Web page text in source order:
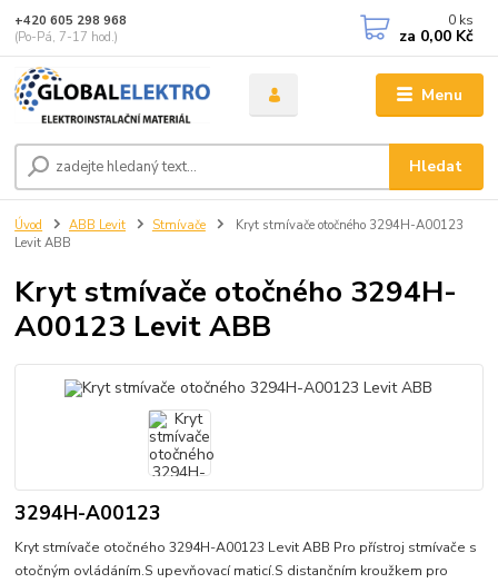
Menu
Hledat
+420 605 298 968
(Po-Pá, 7-17 hod.)
0 ks
za 0,00 Kč
Úvod ABB Levit Stmívače
Kryt stmívače otočného 3294H-A00123
Levit ABB
Kryt stmívače otočného 3294H-
A00123 Levit ABB
3294H-A00123
Kryt stmívače otočného 3294H-A00123 Levit ABB Pro přístroj stmívače s
otočným ovládáním.S upevňovací maticí.S distančním kroužkem pro